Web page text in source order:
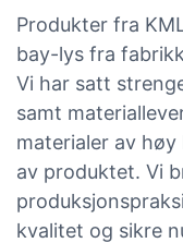
Produkter fra
bay-lys fra
Vi har satt
samt
materialer av
av produktet. Vi
kvalitet og sikre